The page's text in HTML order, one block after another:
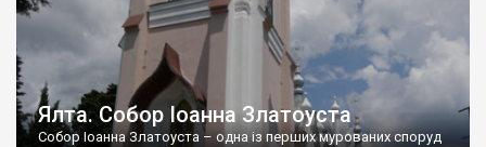
Ялта. Собор Іоанна Златоуста
Собор Іоанна Златоуста – одна із перших мурованих споруд